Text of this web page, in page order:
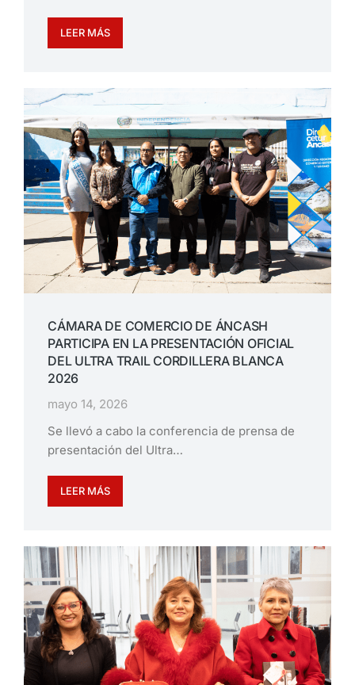
LEER MÁS
CÁMARA DE COMERCIO DE ÁNCASH
PARTICIPA EN LA PRESENTACIÓN OFICIAL
DEL ULTRA TRAIL CORDILLERA BLANCA
2026
mayo 14, 2026
Se llevó a cabo la conferencia de prensa de
presentación del Ultra…
LEER MÁS